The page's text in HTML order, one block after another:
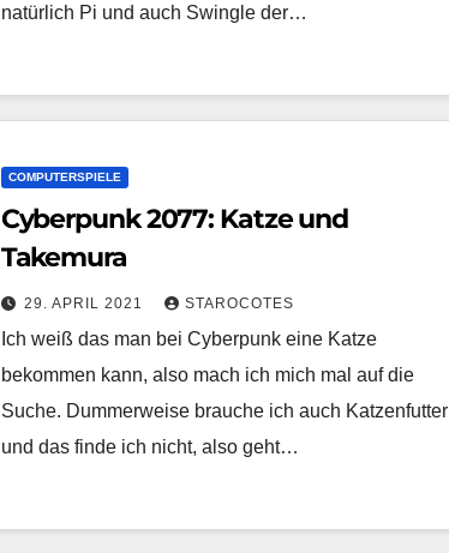
natürlich Pi und auch Swingle der…
COMPUTERSPIELE
Cyberpunk 2077: Katze und
Takemura
29. APRIL 2021 STAROCOTES
Ich weiß das man bei Cyberpunk eine Katze
bekommen kann, also mach ich mich mal auf die
Suche. Dummerweise brauche ich auch Katzenfutter
und das finde ich nicht, also geht…